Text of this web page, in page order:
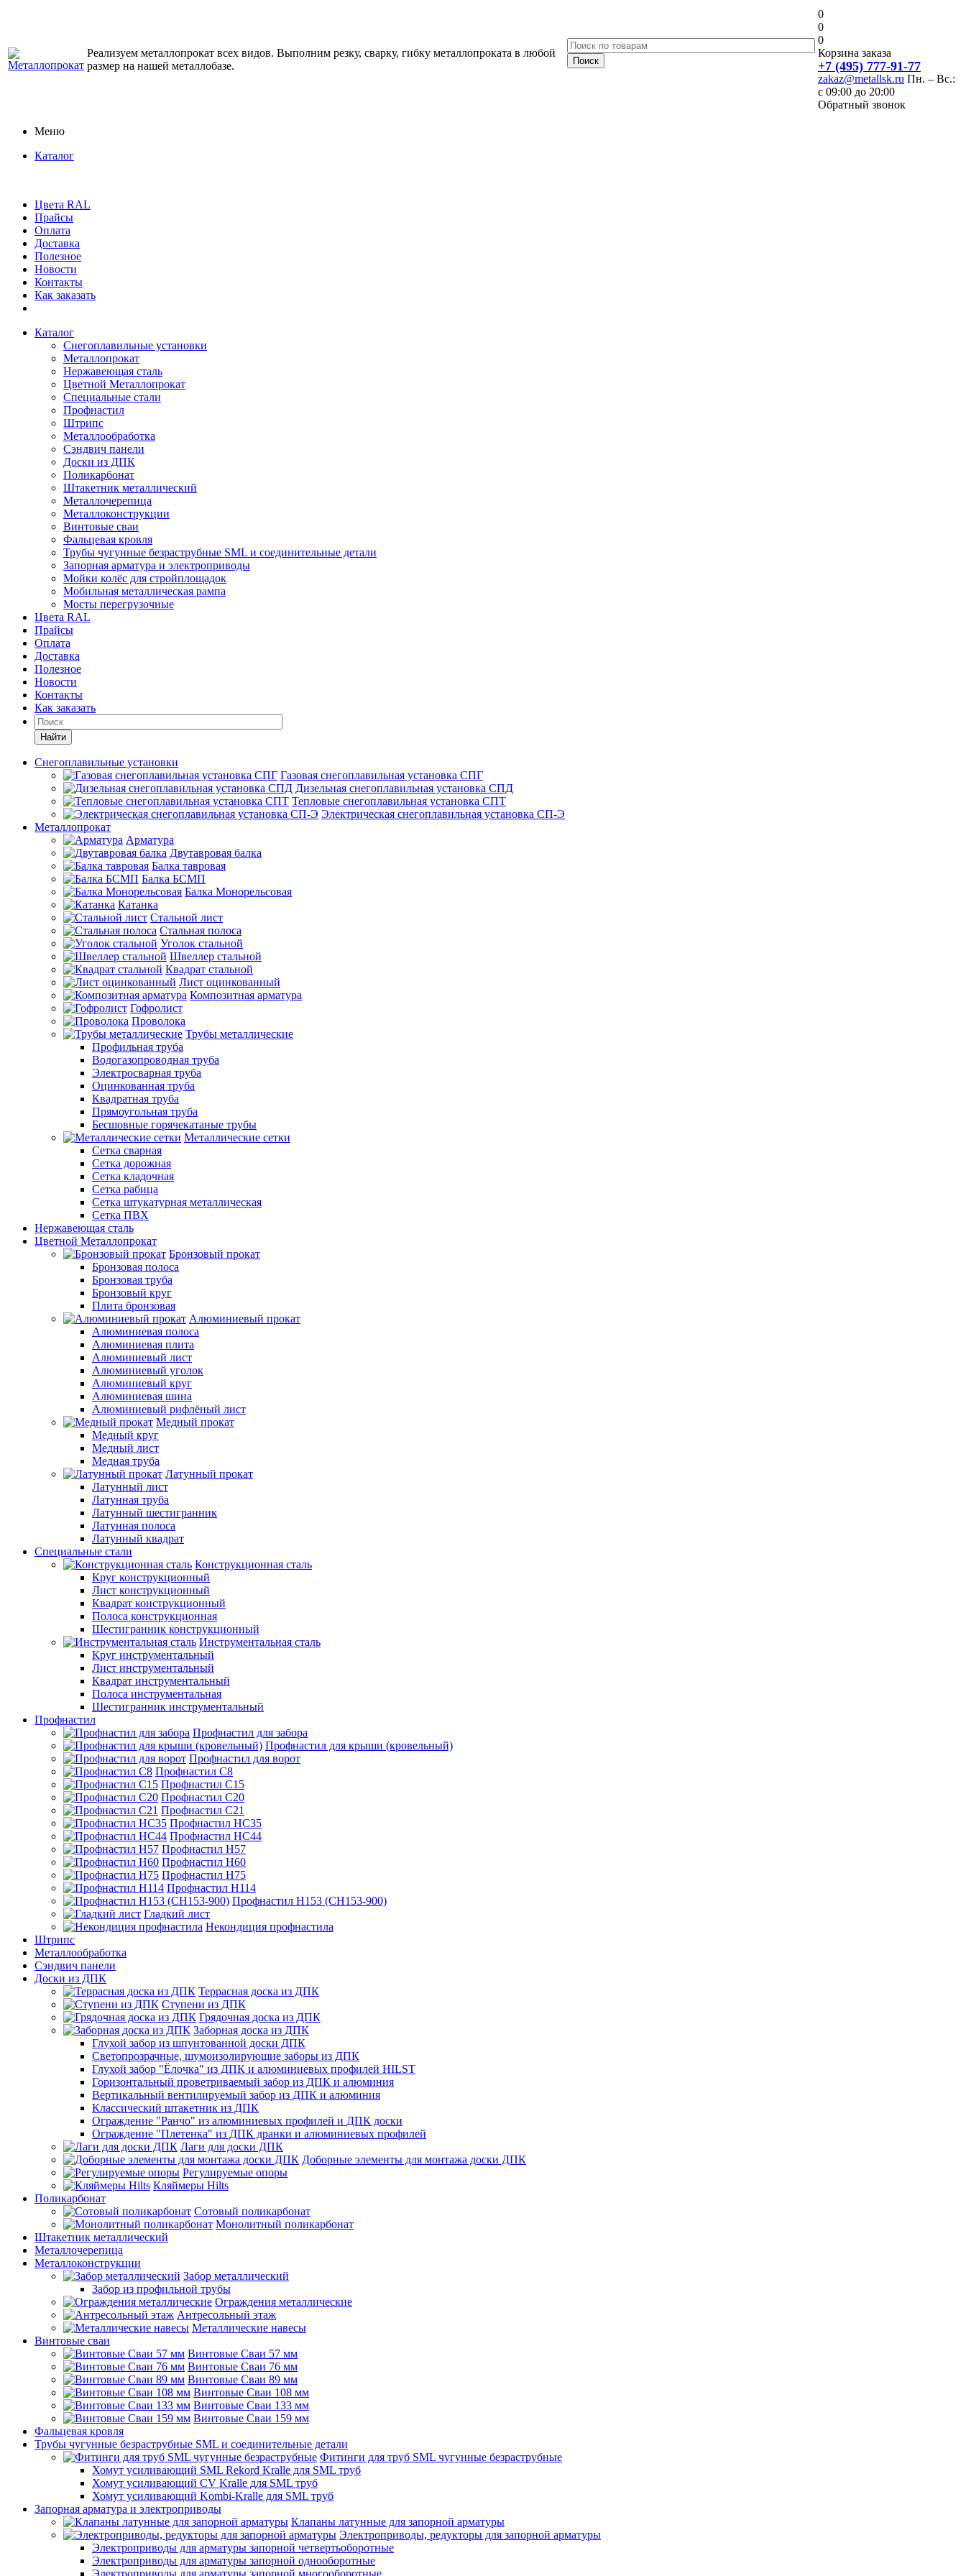
Реализуем металлопрокат всех видов. Выполним резку, сварку, гибку металлопроката в любой
размер на нашей металлобазе.
0
0
0
Корзина заказа
+7 (495) 777-91-77
zakaz@metallsk.ru Пн. – Вс.:
с 09:00 до 20:00
Обратный звонок
Меню
Каталог
Цвета RAL
Прайсы
Оплата
Доставка
Полезное
Новости
Контакты
Как заказать
Каталог
Снегоплавильные установки
Металлопрокат
Нержавеющая сталь
Цветной Металлопрокат
Специальные стали
Профнастил
Штрипс
Металлообработка
Сэндвич панели
Доски из ДПК
Поликарбонат
Штакетник металлический
Металлочерепица
Металлоконструкции
Винтовые сваи
Фальцевая кровля
Трубы чугунные безраструбные SML и соединительные детали
Запорная арматура и электроприводы
Мойки колёс для стройплощадок
Мобильная металлическая рампа
Мосты перегрузочные
Цвета RAL
Прайсы
Оплата
Доставка
Полезное
Новости
Контакты
Как заказать
Найти
Снегоплавильные установки
Газовая снегоплавильная установка СПГ
Дизельная снегоплавильная установка СПД
Тепловые снегоплавильная установка СПТ
Электрическая снегоплавильная установка СП-Э
Металлопрокат
Арматура
Двутавровая балка
Балка тавровая
Балка БСМП
Балка Монорельсовая
Катанка
Стальной лист
Стальная полоса
Уголок стальной
Швеллер стальной
Квадрат стальной
Лист оцинкованный
Композитная арматура
Гофролист
Проволока
Трубы металлические
Профильная труба
Водогазопроводная труба
Электросварная труба
Оцинкованная труба
Квадратная труба
Прямоугольная труба
Бесшовные горячекатаные трубы
Металлические сетки
Сетка сварная
Сетка дорожная
Сетка кладочная
Сетка рабица
Сетка штукатурная металлическая
Сетка ПВХ
Нержавеющая сталь
Цветной Металлопрокат
Бронзовый прокат
Бронзовая полоса
Бронзовая труба
Бронзовый круг
Плита бронзовая
Алюминиевый прокат
Алюминиевая полоса
Алюминиевая плита
Алюминиевый лист
Алюминиевый уголок
Алюминиевый круг
Алюминиевая шина
Алюминиевый рифлёный лист
Медный прокат
Медный круг
Медный лист
Медная труба
Латунный прокат
Латунный лист
Латунная труба
Латунный шестигранник
Латунная полоса
Латунный квадрат
Специальные стали
Конструкционная сталь
Круг конструкционный
Лист конструкционный
Квадрат конструкционный
Полоса конструкционная
Шестигранник конструкционный
Инструментальная сталь
Круг инструментальный
Лист инструментальный
Квадрат инструментальный
Полоса инструментальная
Шестигранник инструментальный
Профнастил
Профнастил для забора
Профнастил для крыши (кровельный)
Профнастил для ворот
Профнастил С8
Профнастил С15
Профнастил С20
Профнастил С21
Профнастил НС35
Профнастил НС44
Профнастил Н57
Профнастил Н60
Профнастил Н75
Профнастил Н114
Профнастил Н153 (СН153-900)
Гладкий лист
Некондиция профнастила
Штрипс
Металлообработка
Сэндвич панели
Доски из ДПК
Террасная доска из ДПК
Ступени из ДПК
Грядочная доска из ДПК
Заборная доска из ДПК
Глухой забор из шпунтованной доски ДПК
Светопрозрачные, шумоизолирующие заборы из ДПК
Глухой забор "Ёлочка" из ДПК и алюминиевых профилей HILST
Горизонтальный проветриваемый забор из ДПК и алюминия
Вертикальный вентилируемый забор из ДПК и алюминия
Классический штакетник из ДПК
Ограждение "Ранчо" из алюминиевых профилей и ДПК доски
Ограждение "Плетенка" из ДПК дранки и алюминиевых профилей
Лаги для доски ДПК
Доборные элементы для монтажа доски ДПК
Регулируемые опоры
Кляймеры Hilts
Поликарбонат
Сотовый поликарбонат
Монолитный поликарбонат
Штакетник металлический
Металлочерепица
Металлоконструкции
Забор металлический
Забор из профильной трубы
Ограждения металлические
Антресольный этаж
Металлические навесы
Винтовые сваи
Винтовые Сваи 57 мм
Винтовые Сваи 76 мм
Винтовые Сваи 89 мм
Винтовые Сваи 108 мм
Винтовые Сваи 133 мм
Винтовые Сваи 159 мм
Фальцевая кровля
Трубы чугунные безраструбные SML и соединительные детали
Фитинги для труб SML чугунные безраструбные
Хомут усиливающий SML Rekord Kralle для SML труб
Хомут усиливающий CV Kralle для SML труб
Хомут усиливающий Kombi-Kralle для SML труб
Запорная арматура и электроприводы
Клапаны латунные для запорной арматуры
Электроприводы, редукторы для запорной арматуры
Электроприводы для арматуры запорной четвертьоборотные
Электроприводы для арматуры запорной однооборотные
Электроприводы для арматуры запорной многооборотные